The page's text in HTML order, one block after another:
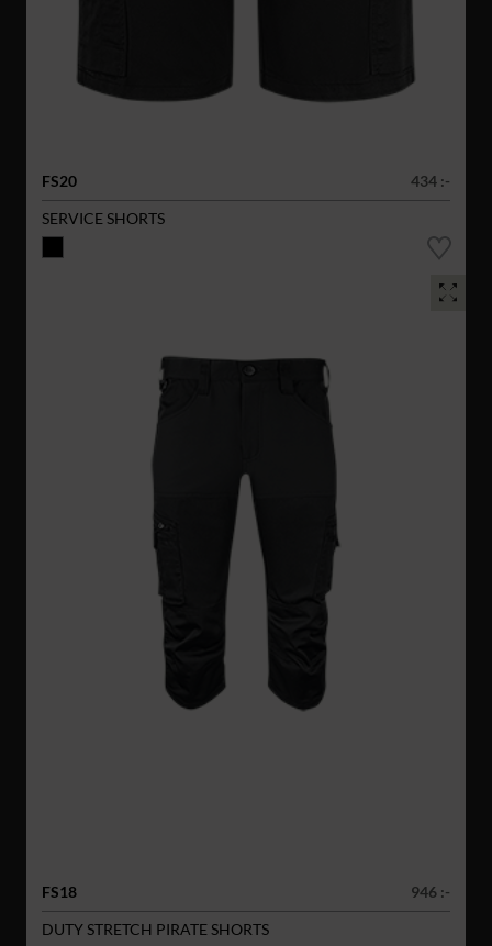
FS20
434 :-
SERVICE SHORTS
FS18
946 :-
DUTY STRETCH PIRATE SHORTS